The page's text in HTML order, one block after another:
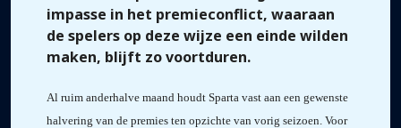
impasse in het premieconflict, waaraan
de spelers op deze wijze een einde wilden
maken, blijft zo voortduren.
Al ruim anderhalve maand houdt Sparta vast aan een gewenste
halvering van de premies ten opzichte van vorig seizoen. Voor